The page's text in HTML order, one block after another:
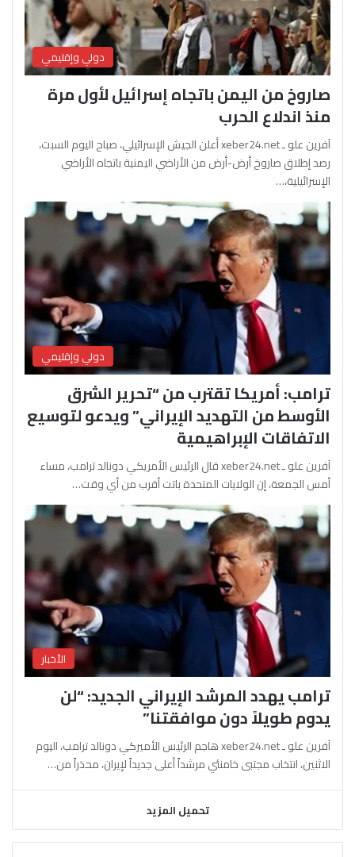
دولي وإقليمي
صاروخ من اليمن باتجاه إسرائيل لأول مرة
منذ اندلاع الحرب
آفرين علو ـ xeber24.net أعلن الجيش الإسرائيلي، صباح اليوم السبت،
رصد إطلاق صاروخ أرض-أرض من الأراضي اليمنية باتجاه الأراضي
الإسرائيلية،…
دولي وإقليمي
ترامب: أمريكا تقترب من “تحرير الشرق
الأوسط من التهديد الإيراني” ويدعو لتوسيع
الاتفاقات الإبراهيمية
آفرين علو ـ xeber24.net قال الرئيس الأمريكي دونالد ترامب، مساء
أمس الجمعة، إن الولايات المتحدة باتت أقرب من أي وقت…
الأخبار
ترامب يهدد المرشد الإيراني الجديد: “لن
يدوم طويلاً دون موافقتنا”
آفرين علو ـ xeber24.net هاجم الرئيس الأميركي دونالد ترامب، اليوم
الاثنين، انتخاب مجتبى خامنئي مرشداً أعلى جديداً لإيران، محذراً من…
تحميل المزيد